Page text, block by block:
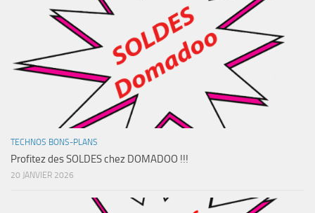
TECHNOS BONS-PLANS
Profitez des SOLDES chez DOMADOO !!!
20 JANVIER 2026